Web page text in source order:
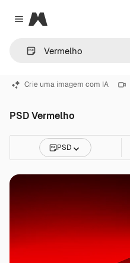
Close menu
Magnific
Crie uma imagem com IA
PSD Vermelho
PSD